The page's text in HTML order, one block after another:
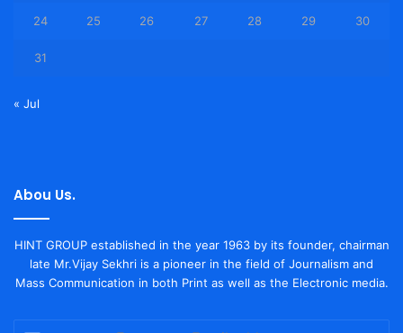
24 25 26 27 28 29 30
31
« Jul
Abou Us.
HINT GROUP established in the year 1963 by its founder, chairman
late Mr.Vijay Sekhri is a pioneer in the field of Journalism and
Mass Communication in both Print as well as the Electronic media.